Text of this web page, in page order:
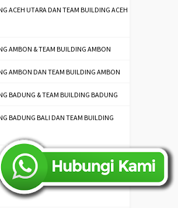
ACEH UTARA DAN TEAM BUILDING ACEH
AMBON & TEAM BUILDING AMBON
AMBON DAN TEAM BUILDING AMBON
BADUNG & TEAM BUILDING BADUNG
BADUNG BALI DAN TEAM BUILDING
BANDA ACEH
BANDA ACEH & TEAM BUILDING BANDA